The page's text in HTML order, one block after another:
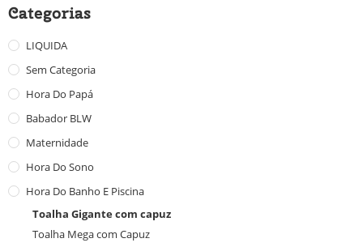
Categorias
LIQUIDA
Sem Categoria
Hora Do Papá
Babador BLW
Maternidade
Hora Do Sono
Hora Do Banho E Piscina
Toalha Gigante com capuz
Toalha Mega com Capuz